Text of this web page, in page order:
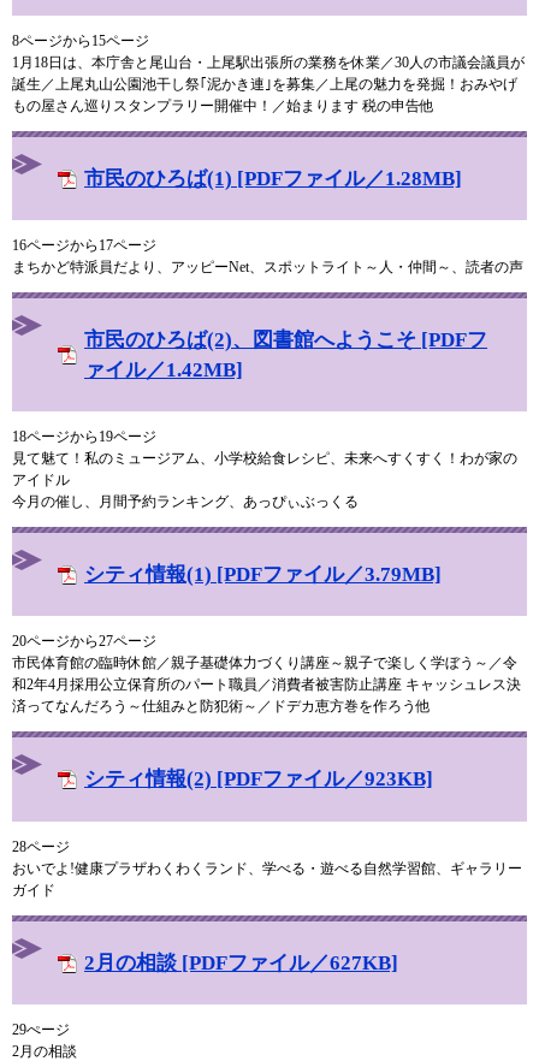
8ページから15ページ
1月18日は、本庁舎と尾山台・上尾駅出張所の業務を休業／30人の市議会議員が
誕生／上尾丸山公園池干し祭｢泥かき連｣を募集／上尾の魅力を発掘！おみやげ
もの屋さん巡りスタンプラリー開催中！／始まります 税の申告他
市民のひろば(1) [PDFファイル／1.28MB]
16ページから17ページ
まちかど特派員だより、アッピーNet、スポットライト～人・仲間～、読者の声
市民のひろば(2)、図書館へようこそ [PDFフ
ァイル／1.42MB]
18ページから19ページ
見て魅て！私のミュージアム、小学校給食レシピ、未来へすくすく！わが家の
アイドル
今月の催し、月間予約ランキング、あっぴぃぶっくる
シティ情報(1) [PDFファイル／3.79MB]
20ページから27ページ
市民体育館の臨時休館／親子基礎体力づくり講座～親子で楽しく学ぼう～／令
和2年4月採用公立保育所のパート職員／消費者被害防止講座 キャッシュレス決
済ってなんだろう～仕組みと防犯術～／ドデカ恵方巻を作ろう他
シティ情報(2) [PDFファイル／923KB]
28ページ
おいでよ!健康プラザわくわくランド、学べる・遊べる自然学習館、ギャラリー
ガイド
2月の相談 [PDFファイル／627KB]
29ぺージ
2月の相談